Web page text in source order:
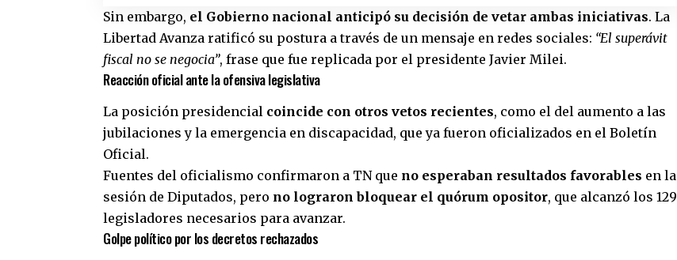
Sin embargo, el Gobierno nacional anticipó su decisión de vetar ambas iniciativas. La
Libertad Avanza ratificó su postura a través de un mensaje en redes sociales: “El superávit
fiscal no se negocia”, frase que fue replicada por el presidente Javier Milei.
Reacción oficial ante la ofensiva legislativa
La posición presidencial coincide con otros vetos recientes, como el del aumento a las
jubilaciones y la emergencia en discapacidad, que ya fueron oficializados en el Boletín
Oficial.
Fuentes del oficialismo confirmaron a TN que no esperaban resultados favorables en la
sesión de Diputados, pero no lograron bloquear el quórum opositor, que alcanzó los 129
legisladores necesarios para avanzar.
Golpe político por los decretos rechazados